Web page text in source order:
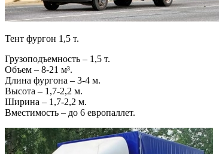
Тент фургон 1,5 т.
Грузоподъемность – 1,5 т.
Объем – 8-21 м³.
Длина фургона – 3-4 м.
Высота – 1,7-2,2 м.
Ширина – 1,7-2,2 м.
Вместимость – до 6 европаллет.